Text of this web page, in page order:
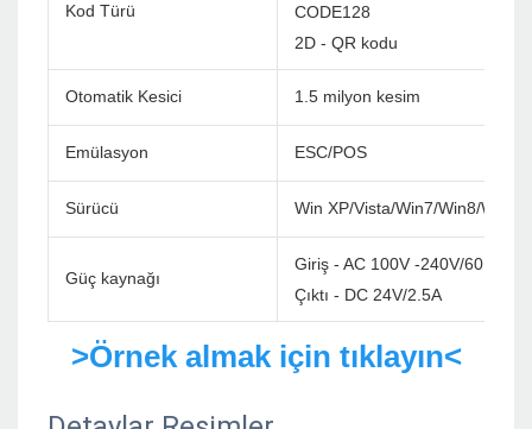
Kod Türü
CODE128
2D - QR kodu
Otomatik Kesici 1.5 milyon kesim
Emülasyon ESC/POS
Sürücü Win XP/Vista/Win7/Win8/
Güç kaynağı
Giriş - AC 100V -240V/60Hz
Çıktı - DC 24V/2.5A
>Örnek almak için tıklayın<